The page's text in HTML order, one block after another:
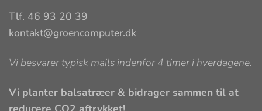
Tlf. 46 93 20 39
kontakt@groencomputer.dk
Vi besvarer typisk mails indenfor 4 timer i hverdagene.
Vi planter balsatræer & bidrager sammen til at